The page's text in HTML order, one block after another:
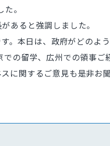
。
あると強調しました。
。本日は、政府がどのよ
の留学、広州での領事ご
に関するご意見も是非お